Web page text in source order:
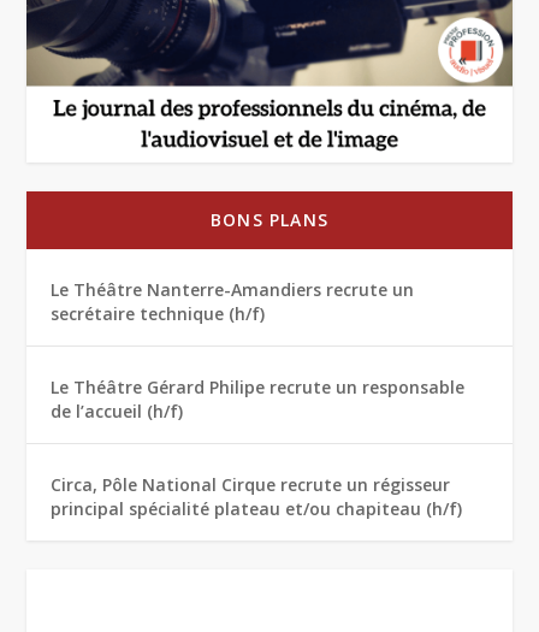
BONS PLANS
Le Théâtre Nanterre-Amandiers recrute un
secrétaire technique (h/f)
Le Théâtre Gérard Philipe recrute un responsable
de l’accueil (h/f)
Circa, Pôle National Cirque recrute un régisseur
principal spécialité plateau et/ou chapiteau (h/f)